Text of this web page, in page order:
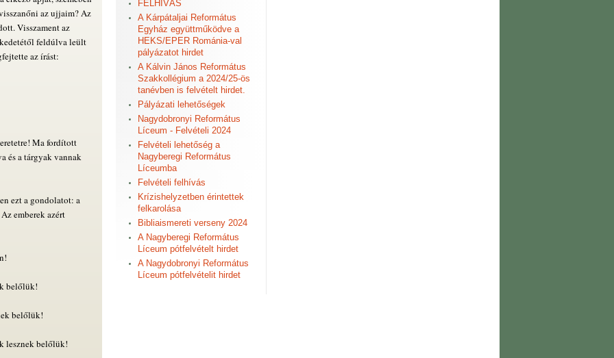
az ujjaim? Az
Visszament az
feldúlva leült
az írást:
Ma fordított
és a tárgyak vannak
ezt a gondolatot: a
emberek azért
belőlük!
belőlük!
lesznek belőlük!
FELHÍVÁS
A Kárpátaljai Református
Egyház együttműködve a
HEKS/EPER Románia-val
pályázatot hirdet
A Kálvin János Református
Szakkollégium a 2024/25-ös
tanévben is felvételt hirdet.
Pályázati lehetőségek
Nagydobronyi Református
Líceum - Felvételi 2024
Felvételi lehetőség a
Nagyberegi Református
Líceumba
Felvételi felhívás
Krízishelyzetben érintettek
felkarolása
Bibliaismereti verseny 2024
A Nagyberegi Református
Líceum pótfelvételt hirdet
A Nagydobronyi Református
Líceum pótfelvételit hirdet